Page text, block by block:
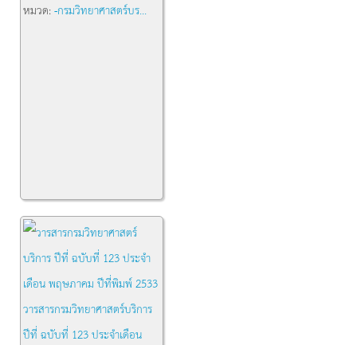
หมวด:-กรมวิทยาศาสตร์บร...
วารสารกรมวิทยาศาสตร์บริการ
ปีที่ ฉบับที่ 123 ประจำเดือน